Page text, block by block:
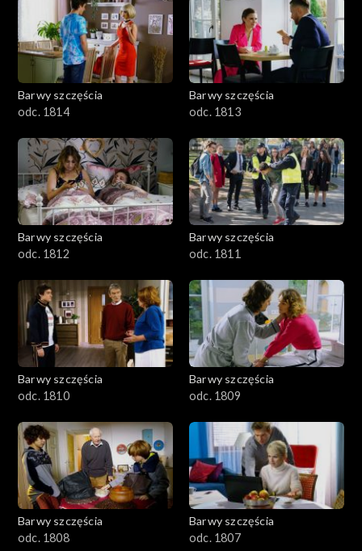
Barwy szczęścia
odc. 1814
Barwy szczęścia
odc. 1813
Barwy szczęścia
odc. 1812
Barwy szczęścia
odc. 1811
Barwy szczęścia
odc. 1810
Barwy szczęścia
odc. 1809
Barwy szczęścia
odc. 1808
Barwy szczęścia
odc. 1807